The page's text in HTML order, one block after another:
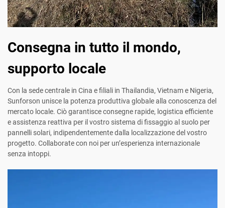
Consegna in tutto il mondo,
supporto locale
Con la sede centrale in Cina e filiali in Thailandia, Vietnam e Nigeria,
Sunforson unisce la potenza produttiva globale alla conoscenza del
mercato locale. Ciò garantisce consegne rapide, logistica efficiente
e assistenza reattiva per il vostro sistema di fissaggio al suolo per
pannelli solari, indipendentemente dalla localizzazione del vostro
progetto. Collaborate con noi per un’esperienza internazionale
senza intoppi.